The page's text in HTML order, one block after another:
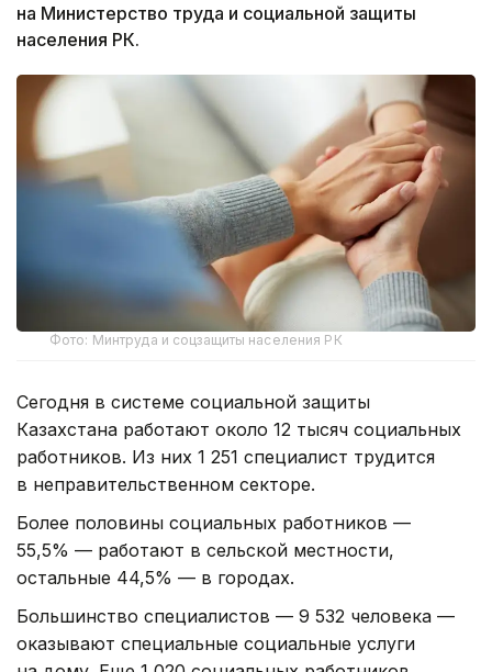
на Министерство труда и социальной защиты
населения РК.
Фото: Минтруда и соцзащиты населения РК
Сегодня в системе социальной защиты
Казахстана работают около 12 тысяч социальных
работников. Из них 1 251 специалист трудится
в неправительственном секторе.
Более половины социальных работников —
55,5% — работают в сельской местности,
остальные 44,5% — в городах.
Большинство специалистов — 9 532 человека —
оказывают специальные социальные услуги